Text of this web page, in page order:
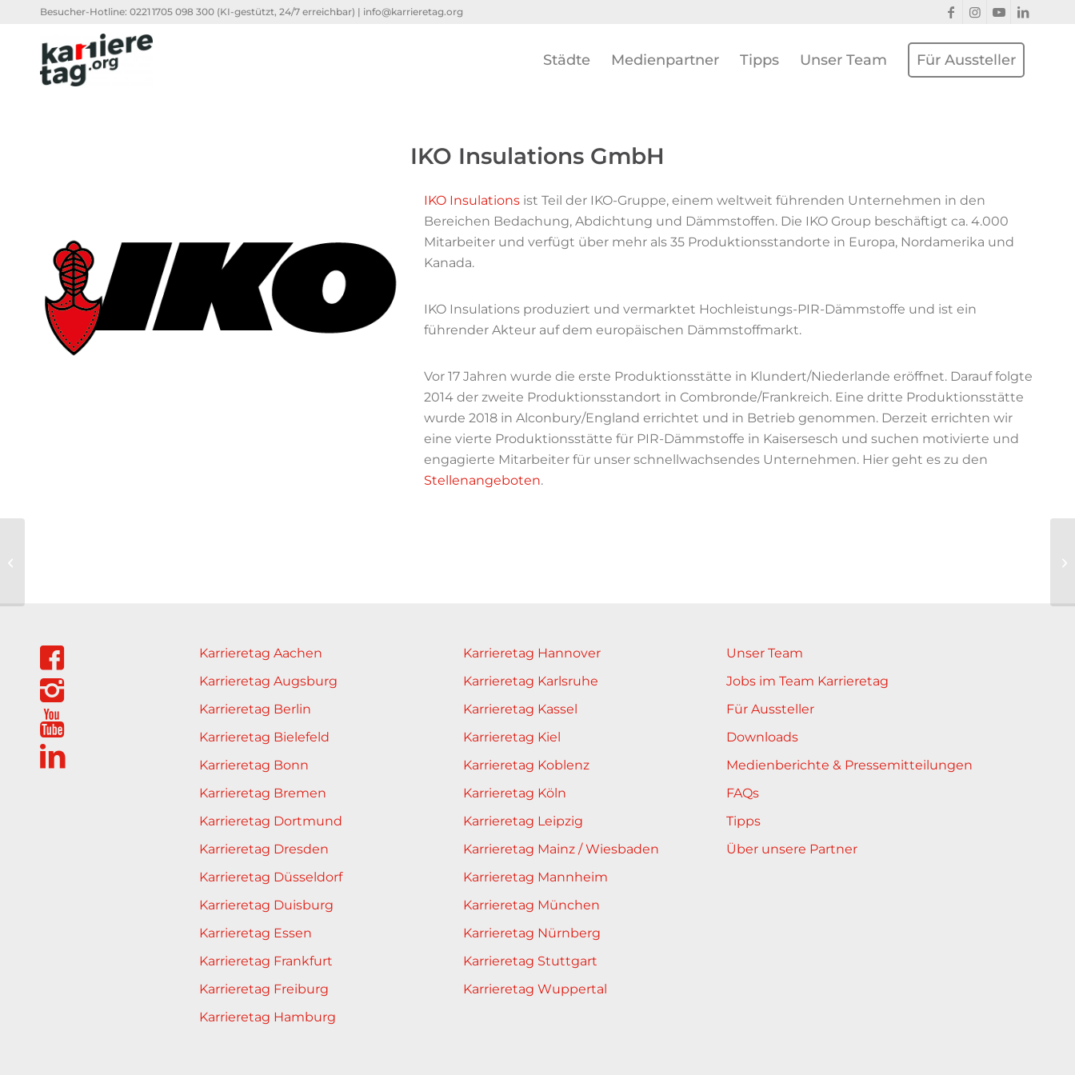
Besucher-Hotline: 0221 1705 098 300 (KI-gestützt, 24/7 erreichbar) | info@karrieretag.org
Städte Medienpartner Tipps Unser Team Für Aussteller
IKO Insulations GmbH
IKO Insulations ist Teil der IKO-Gruppe, einem weltweit führenden Unternehmen in den
Bereichen Bedachung, Abdichtung und Dämmstoffen. Die IKO Group beschäftigt ca. 4.000
Mitarbeiter und verfügt über mehr als 35 Produktionsstandorte in Europa, Nordamerika und
Kanada.
IKO Insulations produziert und vermarktet Hochleistungs-PIR-Dämmstoffe und ist ein
führender Akteur auf dem europäischen Dämmstoffmarkt.
Vor 17 Jahren wurde die erste Produktionsstätte in Klundert/Niederlande eröffnet. Darauf folgte
2014 der zweite Produktionsstandort in Combronde/Frankreich. Eine dritte Produktionsstätte
wurde 2018 in Alconbury/England errichtet und in Betrieb genommen. Derzeit errichten wir
eine vierte Produktionsstätte für PIR-Dämmstoffe in Kaisersesch und suchen motivierte und
engagierte Mitarbeiter für unser schnellwachsendes Unternehmen. Hier geht es zu den
Stellenangeboten.
Karrieretag Aachen
Karrieretag Augsburg
Karrieretag Berlin
Karrieretag Bielefeld
Karrieretag Bonn
Karrieretag Bremen
Karrieretag Dortmund
Karrieretag Dresden
Karrieretag Düsseldorf
Karrieretag Duisburg
Karrieretag Essen
Karrieretag Frankfurt
Karrieretag Freiburg
Karrieretag Hamburg
Karrieretag Hannover
Karrieretag Karlsruhe
Karrieretag Kassel
Karrieretag Kiel
Karrieretag Koblenz
Karrieretag Köln
Karrieretag Leipzig
Karrieretag Mainz / Wiesbaden
Karrieretag Mannheim
Karrieretag München
Karrieretag Nürnberg
Karrieretag Stuttgart
Karrieretag Wuppertal
Unser Team
Jobs im Team Karrieretag
Für Aussteller
Downloads
Medienberichte & Pressemitteilungen
FAQs
Tipps
Über unsere Partner